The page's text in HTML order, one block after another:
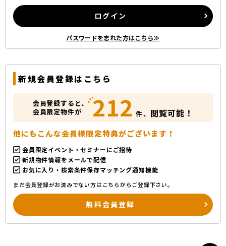
ログイン
パスワードを忘れた方はこちら≫
新規会員登録はこちら
会員登録すると、
会員限定物件が
212 件、 閲覧可能！
他にもこんな会員様限定特典がございます！
会員限定イベント・セミナーにご招待
新規物件情報をメールで配信
お気に入り・検索条件保存マッチング通知機能
まだ会員登録がお済みでない方はこちらからご登録下さい。
無料会員登録